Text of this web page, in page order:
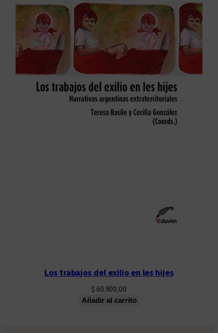
Los trabajos del exilio en les hijes
$ 60.900,00
Añadir al carrito